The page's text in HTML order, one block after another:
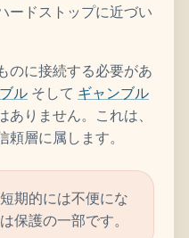
ードストップに近づい
のに接続する必要があ
ル そして ギャンブル
りません。これは、
層に属します。
期的には不便にな
保護の一部です。